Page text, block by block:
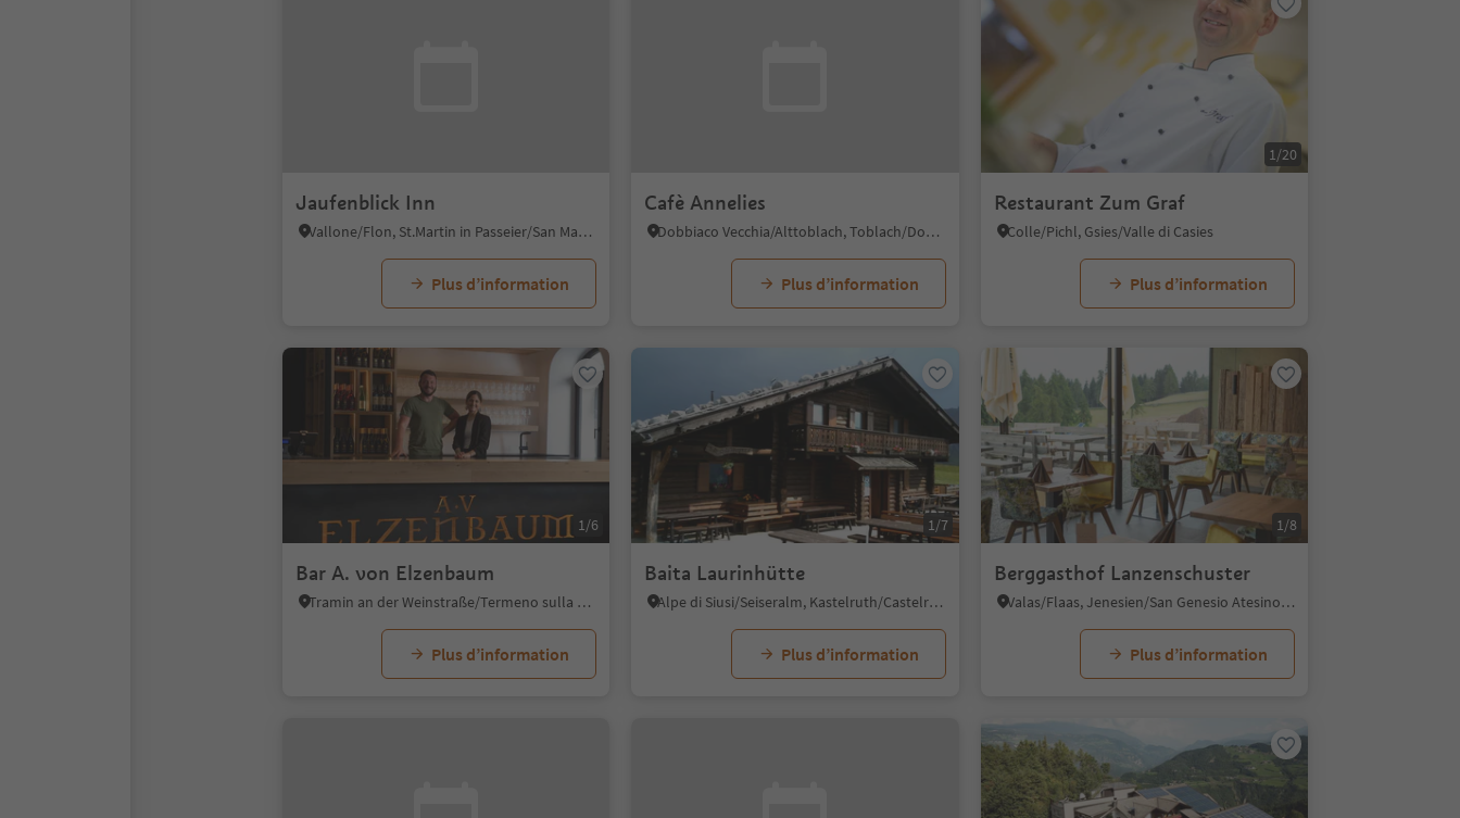
Jaufenblick Inn
Vallone/Flon, St.Martin in Passeier/San Martino in Passiria, Meran/Merano and environs
Plus d’information
Cafè Annelies
Dobbiaco Vecchia/Alttoblach, Toblach/Dobbiaco, Dolomites Region 3 Zinnen
Plus d’information
1/20
Restaurant Zum Graf
Colle/Pichl, Gsies/Valle di Casies
Plus d’information
1/6
Bar A. von Elzenbaum
Tramin an der Weinstraße/Termeno sulla Strada del Vino, Alto Adige Wine Road
Plus d’information
1/7
Baita Laurinhütte
Alpe di Siusi/Seiseralm, Kastelruth/Castelrotto, Dolomites Region Seiser Alm
Plus d’information
1/8
Berggasthof Lanzenschuster
Valas/Flaas, Jenesien/San Genesio Atesino, Bolzano/Bozen and environs
Plus d’information